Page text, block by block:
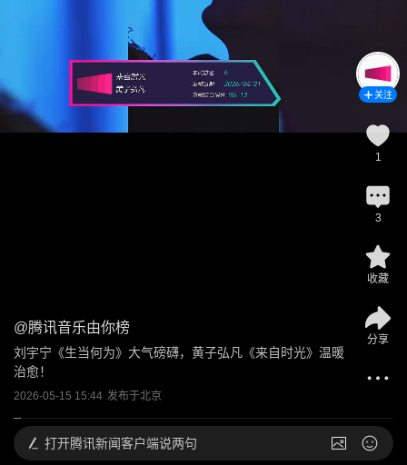
@腾讯音乐由你榜
刘宇宁《生当何为》大气磅礴，黄子弘凡《来自时光》温暖
治愈！
2026-05-15 15:44 发布于北京
关注
1
3
收藏
分享
打开腾讯新闻客户端说两句